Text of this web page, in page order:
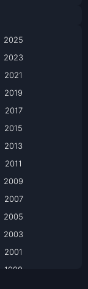
2025
2023
2021
2019
2017
2015
2013
2011
2009
2007
2005
2003
2001
1999